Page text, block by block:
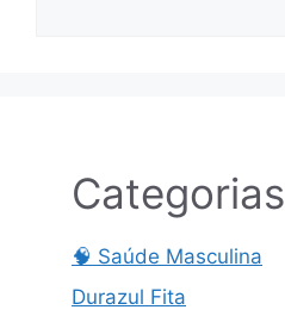
Categorias
🧠 Saúde Masculina
Durazul Fita